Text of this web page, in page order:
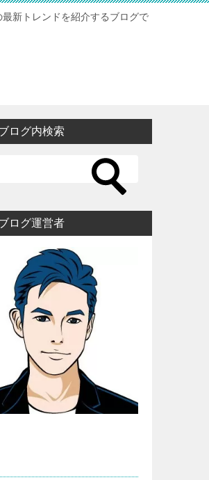
新トレンドを紹介するブログで
ログ内検索
ログ運営者